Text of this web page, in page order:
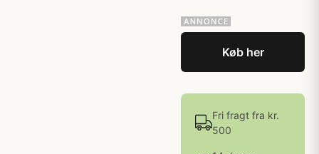
Køb her
Fri fragt fra kr.
500